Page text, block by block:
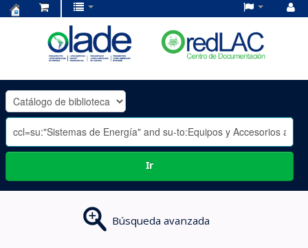
OLADE
-
Ir
Búsqueda avanzada